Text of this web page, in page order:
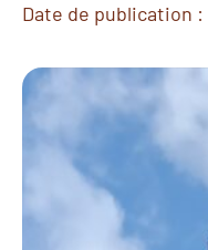
Date de publication :